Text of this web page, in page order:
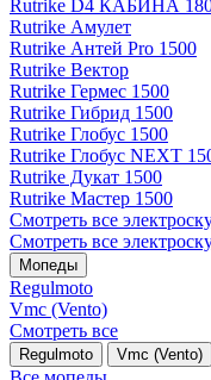
Rutrike D4 КАБИНА
Rutrike Амулет
Rutrike Антей Pro 1500
Rutrike Вектор
Rutrike Гермес 1500
Rutrike Гибрид 1500
Rutrike Глобус 1500
Rutrike Глобус NEXT
Rutrike Дукат 1500
Rutrike Мастер 1500
Смотреть все
Смотреть все
Мопеды
Regulmoto
Vmc (Vento)
Смотреть все
Regulmoto Vmc (Vento)